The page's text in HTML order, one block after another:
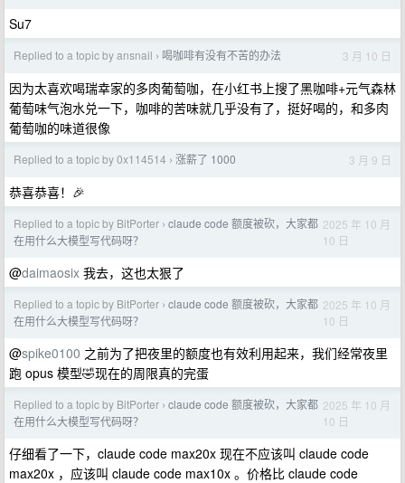
Su7
Replied to a topic by ansnail › 喝咖啡有没有不苦的办法 3 月 10 日
因为太喜欢喝瑞幸家的多肉葡萄咖，在小红书上搜了黑咖啡+元气森林
葡萄味气泡水兑一下，咖啡的苦味就几乎没有了，挺好喝的，和多肉
葡萄咖的味道很像
Replied to a topic by 0x114514 › 涨薪了 1000 3 月 9 日
恭喜恭喜！🎉
Replied to a topic by BitPorter › claude code 额度被砍，大家都
在用什么大模型写代码呀？
2025 年 10 月
10 日
@daimaosix 我去，这也太狠了
Replied to a topic by BitPorter › claude code 额度被砍，大家都
在用什么大模型写代码呀？
2025 年 10 月
10 日
@spike0100 之前为了把夜里的额度也有效利用起来，我们经常夜里
跑 opus 模型🤣现在的周限真的完蛋
Replied to a topic by BitPorter › claude code 额度被砍，大家都
在用什么大模型写代码呀？
2025 年 10 月
10 日
仔细看了一下，claude code max20x 现在不应该叫 claude code
max20x ，应该叫 claude code max10x 。价格比 claude code